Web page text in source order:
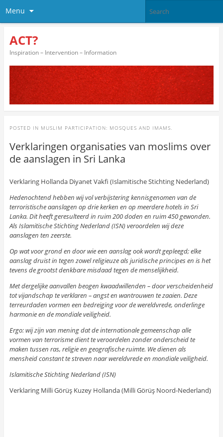
Menu
ACT?
Inspiration – Intervention – Information
POSTED IN MUSLIM PARTICIPATION: MOSQUES AND IMAMS.
Verklaringen organisaties van moslims over
de aanslagen in Sri Lanka
Verklaring Hollanda Diyanet Vakfi (Islamitische Stichting Nederland)
Hedenochtend hebben wij vol verbijstering kennisgenomen van de
terroristische aanslagen op drie kerken en op meerdere hotels in Sri
Lanka. Dit heeft geresulteerd in ruim 200 doden en ruim 450 gewonden.
Als Islamitische Stichting Nederland (ISN) veroordelen wij deze
aanslagen ten zeerste.
Op wat voor grond en door wie een aanslag ook wordt gepleegd; elke
aanslag druist in tegen zowel religieuze als juridische principes en is het
tevens de grootst denkbare misdaad tegen de menselijkheid.
Met dergelijke aanvallen beogen kwaadwillenden – door verscheidenheid
tot vijandschap te verklaren – angst en wantrouwen te zaaien. Deze
terreurdaden vormen een bedreiging voor de wereldvrede, onderlinge
harmonie en de mondiale veiligheid.
Ergo: wij zijn van mening dat de internationale gemeenschap alle
vormen van terrorisme dient te veroordelen zonder onderscheid te
maken tussen ras, religie en geografische ruimte. We dienen als
mensheid constant te streven naar wereldvrede en mondiale veiligheid.
Islamitische Stichting Nederland (ISN)
Verklaring Milli Görüş Kuzey Hollanda (Milli Görüş Noord-Nederland)